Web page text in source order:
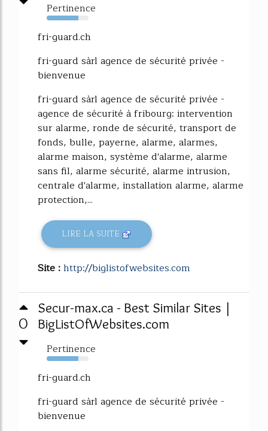
Pertinence
76%
fri-guard.ch
fri-guard sàrl agence de sécurité privée -
bienvenue
fri-guard sàrl agence de sécurité privée -
agence de sécurité à fribourg: intervention
sur alarme, ronde de sécurité, transport de
fonds, bulle, payerne, alarme, alarmes,
alarme maison, système d'alarme, alarme
sans fil, alarme sécurité, alarme intrusion,
centrale d'alarme, installation alarme, alarme
protection,...
LIRE LA SUITE
Site :http://biglistofwebsites.com
0
Secur-max.ca - Best Similar Sites |
BigListOfWebsites.com
Pertinence
75%
fri-guard.ch
fri-guard sàrl agence de sécurité privée -
bienvenue